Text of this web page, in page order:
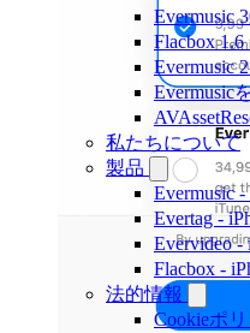
Evermusic
Flacbox
Evermusic
Evermusic
私たちについて
製品
Evermusic
Evertag -
Evervideo
Flacbox -
法的情報
Cookieポ